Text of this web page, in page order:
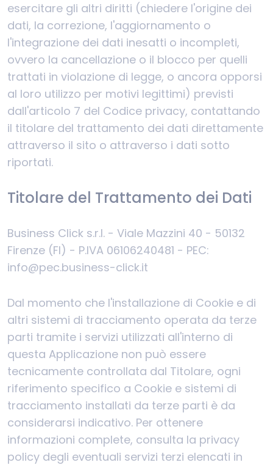
esercitare gli altri diritti (chiedere l'origine dei
dati, la correzione, l'aggiornamento o
l'integrazione dei dati inesatti o incompleti,
ovvero la cancellazione o il blocco per quelli
trattati in violazione di legge, o ancora opporsi
al loro utilizzo per motivi legittimi) previsti
dall'articolo 7 del Codice privacy, contattando
il titolare del trattamento dei dati direttamente
attraverso il sito o attraverso i dati sotto
riportati.
Titolare del Trattamento dei Dati
Business Click s.r.l. - Viale Mazzini 40 - 50132
Firenze (FI) - P.IVA 06106240481 - PEC:
info@pec.business-click.it
Dal momento che l'installazione di Cookie e di
altri sistemi di tracciamento operata da terze
parti tramite i servizi utilizzati all'interno di
questa Applicazione non può essere
tecnicamente controllata dal Titolare, ogni
riferimento specifico a Cookie e sistemi di
tracciamento installati da terze parti è da
considerarsi indicativo. Per ottenere
informazioni complete, consulta la privacy
policy degli eventuali servizi terzi elencati in